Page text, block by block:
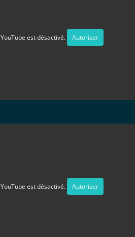
YouTube est désactivé. Autoriser
YouTube est désactivé. Autoriser